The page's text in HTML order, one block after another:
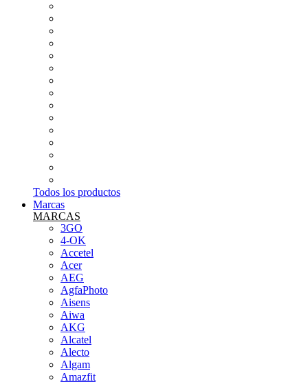
Todos los productos
Marcas
MARCAS
3GO
4-OK
Accetel
Acer
AEG
AgfaPhoto
Aisens
Aiwa
AKG
Alcatel
Alecto
Algam
Amazfit